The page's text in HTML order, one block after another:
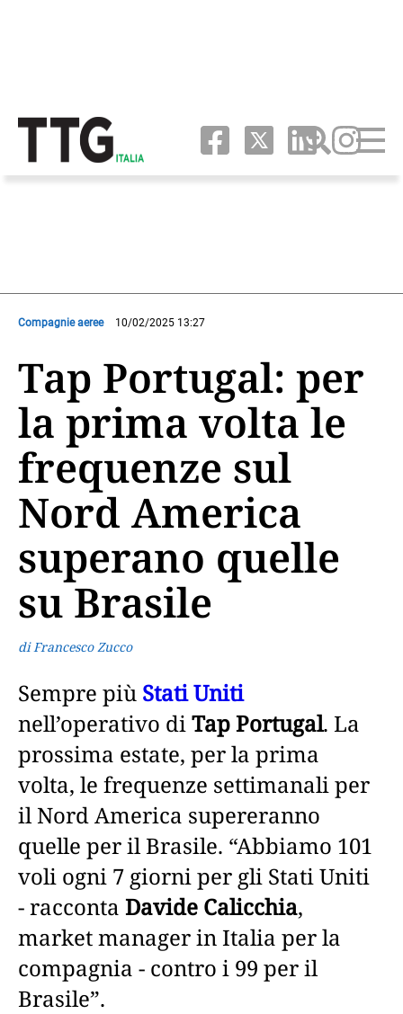
Compagnie aeree 10/02/2025 13:27
Tap Portugal: per
la prima volta le
frequenze sul
Nord America
superano quelle
su Brasile
di Francesco Zucco
Sempre più Stati Uniti
nell’operativo diTap Portugal. La
prossima estate, per la prima
volta, le frequenze settimanali per
il Nord America supereranno
quelle per il Brasile. “Abbiamo 101
voli ogni 7 giorni per gli Stati Uniti
- racconta Davide Calicchia,
market manager in Italia per la
compagnia - contro i 99 per il
Brasile”.